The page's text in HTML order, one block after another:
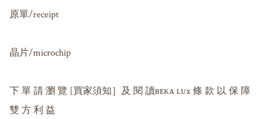
原單/receipt
晶片/microchip
下 單 請 瀏 覽 [買家須知］及 閱 讀ʙᴇᴋᴀ ʟᴜx 條 款 以 保 障
雙 方 利 益